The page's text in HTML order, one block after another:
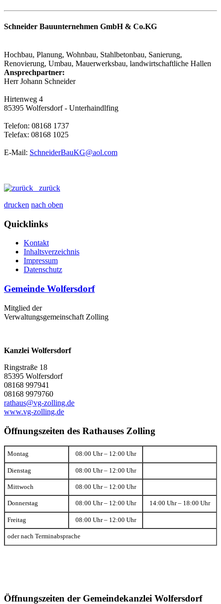
Schneider Bauunternehmen GmbH & Co.KG
Hochbau, Planung, Wohnbau, Stahlbetonbau, Sanierung,
Renovierung, Umbau, Mauerwerksbau, landwirtschaftliche Hallen
Ansprechpartner:
Herr Johann Schneider
Hirtenweg 4
85395 Wolfersdorf - Unterhaindlfing
Telefon: 08168 1737
Telefax: 08168 1025
E-Mail: SchneiderBauKG@aol.com
zurück
drucken nach oben
Quicklinks
Kontakt
Inhaltsverzeichnis
Impressum
Datenschutz
Gemeinde Wolfersdorf
Mitglied der
Verwaltungsgemeinschaft Zolling
Kanzlei Wolfersdorf
Ringstraße 18
85395 Wolfersdorf
08168 997941
08168 9979760
rathaus@vg-zolling.de
www.vg-zolling.de
Öffnungszeiten des Rathauses Zolling
Montag 08:00 Uhr – 12:00 Uhr
Dienstag 08:00 Uhr – 12:00 Uhr
Mittwoch 08:00 Uhr – 12:00 Uhr
Donnerstag 08:00 Uhr – 12:00 Uhr 14:00 Uhr – 18:00 Uhr
Freitag 08:00 Uhr – 12:00 Uhr
oder nach Terminabsprache
Öffnungszeiten der Gemeindekanzlei Wolfersdorf